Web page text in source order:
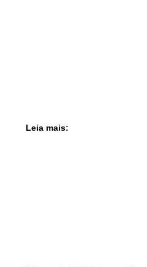
Leia mais: